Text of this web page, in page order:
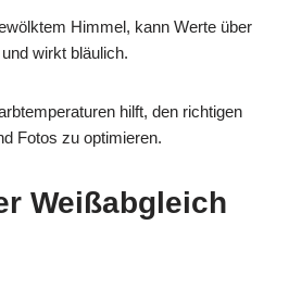
Himmel, kann Werte über
wirkt bläulich.
hilft, den richtigen
Fotos zu optimieren.
Weißabgleich